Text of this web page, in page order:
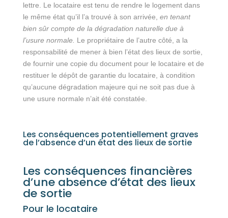
lettre. Le locataire est tenu de rendre le logement dans
le même état qu’il l’a trouvé à son arrivée, en tenant
bien sûr compte de la dégradation naturelle due à
l’usure normale. Le propriétaire de l’autre côté, a la
responsabilité de mener à bien l’état des lieux de sortie,
de fournir une copie du document pour le locataire et de
restituer le dépôt de garantie du locataire, à condition
qu’aucune dégradation majeure qui ne soit pas due à
une usure normale n’ait été constatée.
Les conséquences potentiellement graves
de l’absence d’un état des lieux de sortie
Les conséquences financières
d’une absence d’état des lieux
de sortie
Pour le locataire